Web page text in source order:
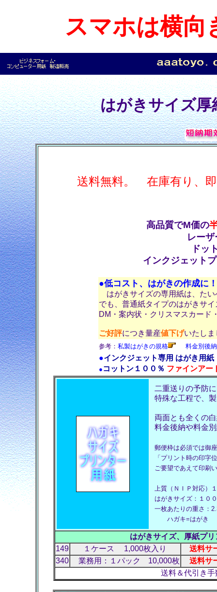
スマホは横向
はがきサイズ厚
送料無料。 在庫有り、
高品質でM価の
レー
ドッ
インクジェット
●低コスト、はがきの作成に！
はがきサイズの専用紙は、たい
でも、普通紙タイプのはがきサ
DM・案内状・クリスマスカード
ご好評につき量産値下げいたしま
参考： 私製はがきの規格 料金別後
●インクジェット専用 はがき用紙
● コットン１００％ ファインアー
二重送りの予防
特殊な工程で、
両面とも全くの
料金後納や料金
郵便枠は必須では
「プリント時の印字
ご要望であえて印刷
上質（ＮＩＰ対応）
はがきサイズ：１０
一枚あたりの重さ
ハガキ=はが
はがきサイズ、厚紙プ
149
１ケース 1,000枚入り
送料サ
340
業務用：１パック 10,000枚
送料サ
送料＆代引き手